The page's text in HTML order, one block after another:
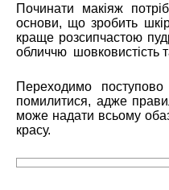
Починати макіяж
основи, що зробить
краще розсипчастою
обличчю шовковистість
Переходимо
помилитися, адже
може надати всьому
красу.